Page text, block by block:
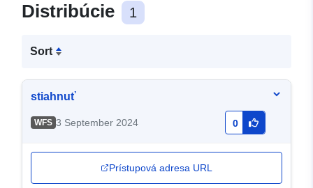
Distribúcie 1
Sort
stiahnuť
WFS 3 September 2024 0
Prístupová adresa URL